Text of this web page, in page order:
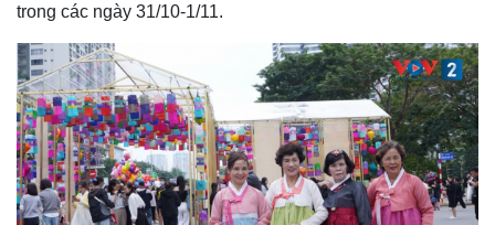
Thế giới
Quan sát
Cuộc sống đó đây
Hồ sơ
Multimedia
Video
Ảnh
E-Magazine
Infographic
trong các ngày 31/10-1/11.